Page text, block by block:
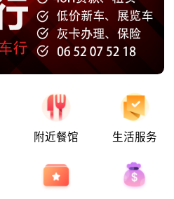
附近餐馆 生活服务